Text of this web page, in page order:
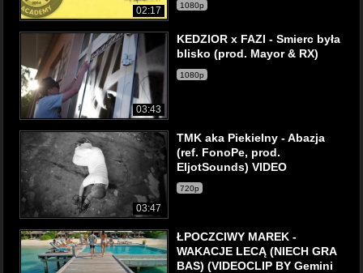
02:17 1080p
03:43
KEDZIOR x FAZI - Smierc była
blisko (prod. Mayor & RX)
1080p
03:47
TMK aka Piekielny - Abazja
(ref. FonoPe, prod.
EljotSounds) VIDEO
720p
ŁPOCZCIWY MAREK -
WAKACJE LECĄ (NIECH GRA
BAS) (VIDEOCLIP BY Gemini